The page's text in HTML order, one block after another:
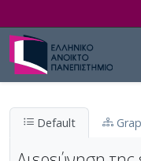
Default